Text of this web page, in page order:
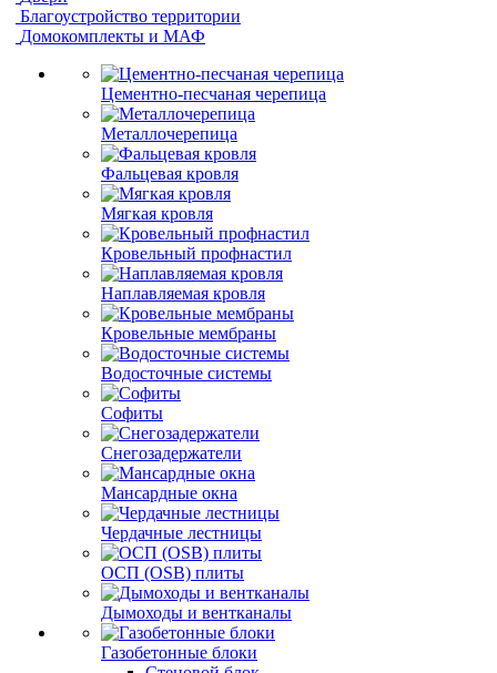
Благоустройство территории
Домокомплекты и МАФ
Цементно-песчаная черепица
Металлочерепица
Фальцевая кровля
Мягкая кровля
Кровельный профнастил
Наплавляемая кровля
Кровельные мембраны
Водосточные системы
Софиты
Снегозадержатели
Мансардные окна
Чердачные лестницы
ОСП (OSB) плиты
Дымоходы и вентканалы
Газобетонные блоки